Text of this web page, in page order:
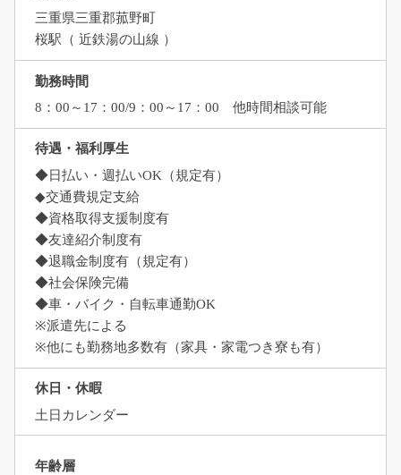
三重県三重郡菰野町
桜駅（ 近鉄湯の山線 ）
勤務時間
8：00～17：00/9：00～17：00 他時間相談可能
待遇・福利厚生
◆日払い・週払いOK（規定有）
◆交通費規定支給
◆資格取得支援制度有
◆友達紹介制度有
◆退職金制度有（規定有）
◆社会保険完備
◆車・バイク・自転車通勤OK
※派遣先による
※他にも勤務地多数有（家具・家電つき寮も有）
休日・休暇
土日カレンダー
年齢層